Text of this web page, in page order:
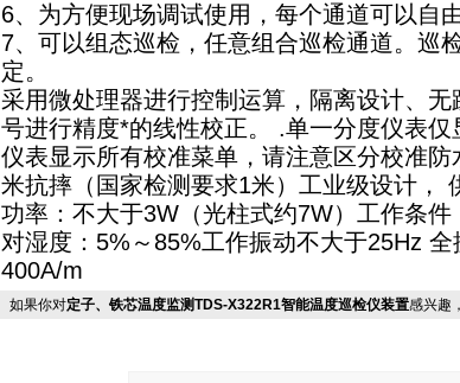
6、为方便现场调试使用，每个通道可以自
7、可以组态巡检，任意组合巡检通道。巡
定。
采用微处理器进行控制运算，隔离设计、
号进行精度*的线性校正。 .单一分度仪表
仪表显示所有校准菜单，请注意区分校准
米抗摔（国家检测要求1米）工业级设计，
功率：不大于3W（光柱式约7W）工作条
对湿度：5%～85%工作振动不大于25Hz
400A/m
如果你对定子、铁芯温度监测TDS-X322R1智能温度巡检仪装置感兴趣